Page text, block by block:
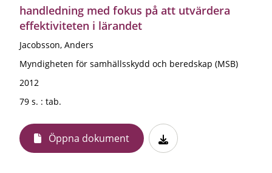
handledning med fokus på att utvärdera
effektiviteten i lärandet
Jacobsson, Anders
Myndigheten för samhällsskydd och beredskap (MSB)
2012
79 s. : tab.
Öppna dokument